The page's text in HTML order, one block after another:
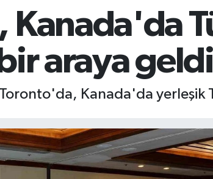
Kanada'da
araya geldi
Toronto'da, Kanada'da yerleşik